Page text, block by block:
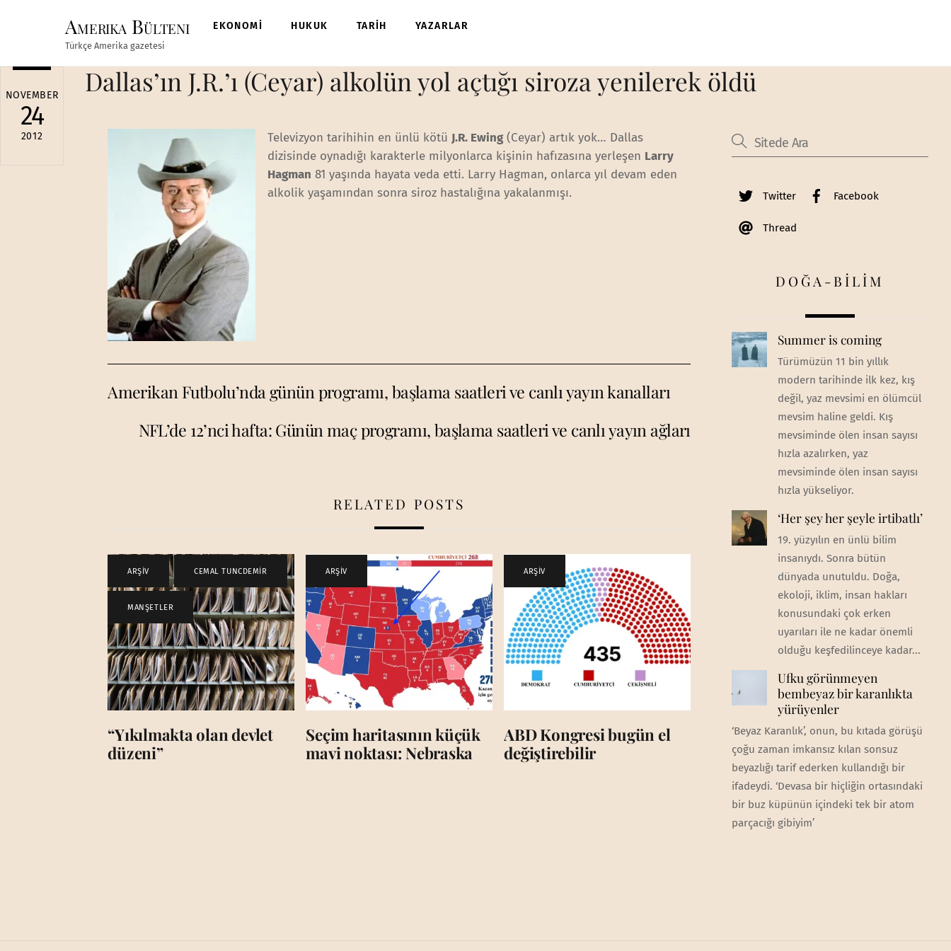
Amerika Bülteni
Türkçe Amerika gazetesi
EKONOMİ HUKUK TARİH YAZARLAR
NOVEMBER
24
2012
Dallas’ın J.R.’ı (Ceyar) alkolün yol açtığı siroza yenilerek öldü
Televizyon tarihihin en ünlü kötü J.R. Ewing(Ceyar) artık yok… Dallas
dizisinde oynadığı karakterle milyonlarca kişinin hafızasına yerleşen Larry
Hagman 81 yaşında hayata veda etti. Larry Hagman, onlarca yıl devam eden
alkolik yaşamından sonra siroz hastalığına yakalanmışı.
Amerikan Futbolu’nda günün programı, başlama saatleri ve canlı yayın kanalları
NFL’de 12’nci hafta: Günün maç programı, başlama saatleri ve canlı yayın ağları
RELATED POSTS
ARŞİV , CEMAL TUNCDEMİR ,
MANŞETLER
“Yıkılmakta olan devlet
düzeni”
ARŞİV
Seçim haritasının küçük
mavi noktası: Nebraska
ARŞİV
ABD Kongresi bugün el
değiştirebilir
Twitter Facebook
Thread
DOĞA-BİLİM
Summer is coming
Türümüzün 11 bin yıllık
modern tarihinde ilk kez, kış
değil, yaz mevsimi en ölümcül
mevsim haline geldi. Kış
mevsiminde ölen insan sayısı
hızla azalırken, yaz
mevsiminde ölen insan sayısı
hızla yükseliyor.
‘Her şey her şeyle irtibatlı’
19. yüzyılın en ünlü bilim
insanıydı. Sonra bütün
dünyada unutuldu. Doğa,
ekoloji, iklim, insan hakları
konusundaki çok erken
uyarıları ile ne kadar önemli
olduğu keşfedilinceye kadar...
Ufku görünmeyen
bembeyaz bir karanlıkta
yürüyenler
‘Beyaz Karanlık’, onun, bu kıtada görüşü
çoğu zaman imkansız kılan sonsuz
beyazlığı tarif ederken kullandığı bir
ifadeydi. ‘Devasa bir hiçliğin ortasındaki
bir buz küpünün içindeki tek bir atom
parçacığı gibiyim’